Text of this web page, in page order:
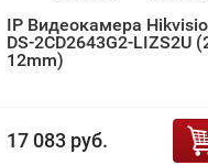
IP Видеокамера
DS-2CD2643G2-LIZS2U
12mm)
17 083 руб.